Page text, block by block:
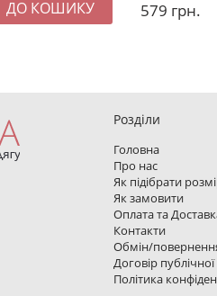
579 грн.
Розділи
Головна
Про нас
Як підібрати
Як замовити
Оплата та
Контакти
Обмін/
Договір
Політика